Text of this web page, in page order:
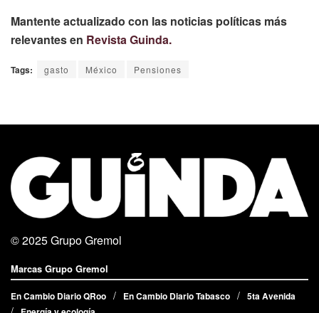
Mantente actualizado con las noticias políticas más
relevantes en Revista Guinda.
Tags: gasto México Pensiones
© 2025Grupo Gremol
Marcas Grupo Gremol
En Cambio Diario QRoo En Cambio Diario Tabasco
5ta Avenida